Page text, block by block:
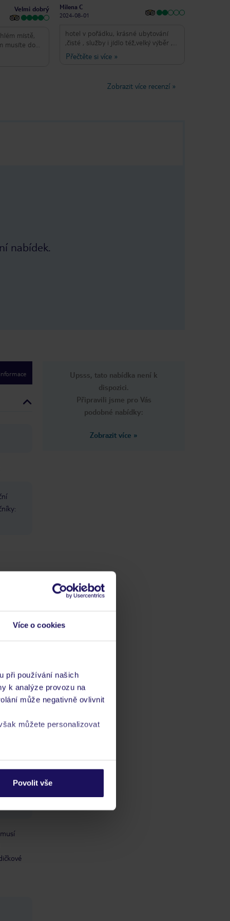
Více o cookies
při používání našich
k analýze provozu na
může negativně ovlivnit
můžete personalizovat
zásadách ochrany
Povolit vše
Velmi dobrý
místě,
musíte do
delegátka
ve všem
pokud
Milena C
2024-08-01
hotel v pořádku, krásné ubytování
,čisté , služby i jídlo též,velký výběr ,
jen velké zklamání moře nevhodné
pro děti, velke vlny, kamínky u
od hotelu / asi 500 m / , blízko
Přečtěte si více»
Zobrazit více recenzí»
nabídek.
Upsss, tato nabídka není k
dispozici.
Připravili jsme pro Vás
podobné nabídky:
Zobrazit více »